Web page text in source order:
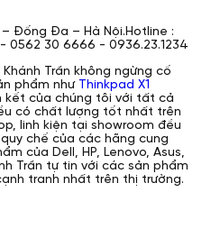
Đống Đa – Hà Nội.Hotline :
30 6666 - 0936.23.1234
Trần không ngừng cố
phẩm như Thinkpad X1
kết của chúng tôi với tất cả
có chất lượng tốt nhất trên
linh kiện tại showroom đều
chế của các hãng cung
của Dell, HP, Lenovo, Asus,
Trần tự tin với các sản phẩm
tranh nhất trên thị trường.